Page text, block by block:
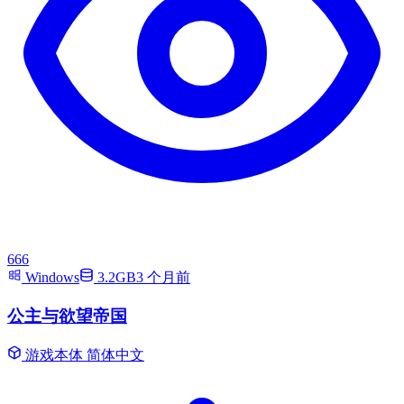
666
Windows
3.2GB3 个月前
公主与欲望帝国
游戏本体 简体中文